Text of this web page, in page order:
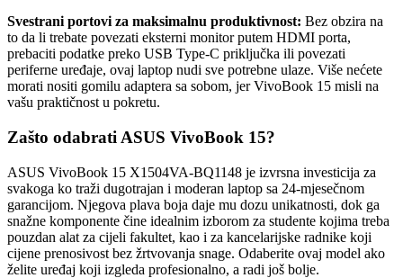
Svestrani portovi za maksimalnu produktivnost: Bez obzira na
to da li trebate povezati eksterni monitor putem HDMI porta,
prebaciti podatke preko USB Type-C priključka ili povezati
periferne uređaje, ovaj laptop nudi sve potrebne ulaze. Više nećete
morati nositi gomilu adaptera sa sobom, jer VivoBook 15 misli na
vašu praktičnost u pokretu.
Zašto odabrati ASUS VivoBook 15?
ASUS VivoBook 15 X1504VA-BQ1148 je izvrsna investicija za
svakoga ko traži dugotrajan i moderan laptop sa 24-mjesečnom
garancijom. Njegova plava boja daje mu dozu unikatnosti, dok ga
snažne komponente čine idealnim izborom za studente kojima treba
pouzdan alat za cijeli fakultet, kao i za kancelarijske radnike koji
cijene prenosivost bez žrtvovanja snage. Odaberite ovaj model ako
želite uređaj koji izgleda profesionalno, a radi još bolje.